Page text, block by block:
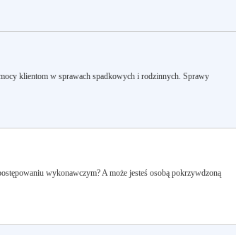
klientom w sprawach spadkowych i rodzinnych. Sprawy
wykonawczym? A może jesteś osobą pokrzywdzoną